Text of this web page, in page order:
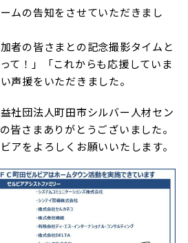
ムの告知をさせていただきまし
者の皆さまとの記念撮影タイムと
て！」「これからも応援していま
声援をいただきました。
社団法人町田市シルバー人材セン
皆さまありがとうございました。
アをよろしくお願いいたします。